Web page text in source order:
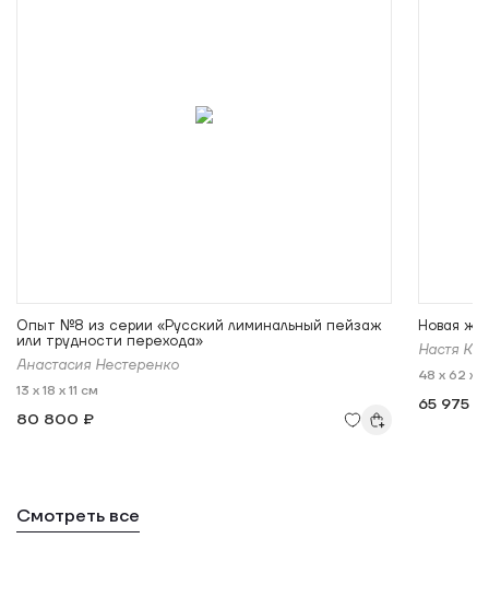
Опыт №8 из серии «Русский лиминальный пейзаж
или трудности перехода»
Анастасия Нестеренко
13 x 18 x 11 см
80 800 ₽
Новая
Настя
48 x 62 x
65 975 ₽
Смотреть все